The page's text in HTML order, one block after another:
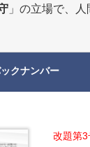
」の立場で、人
クナンバー
改題第